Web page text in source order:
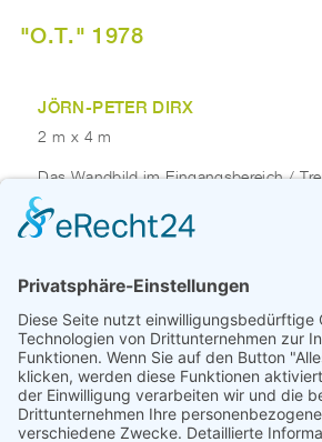
"O.T." 1978
JÖRN-PETER DIRX
2 m x 4 m
Das Wandbild im Eingangsbereich /
Packhaus-Theaters im Schnoor, Wüste
Bremen - Mitte, entstand in
Zurück
© 2008-2026 Senator für Kultur Bremen
Impressum
Barrierefreiheit Datenschutz